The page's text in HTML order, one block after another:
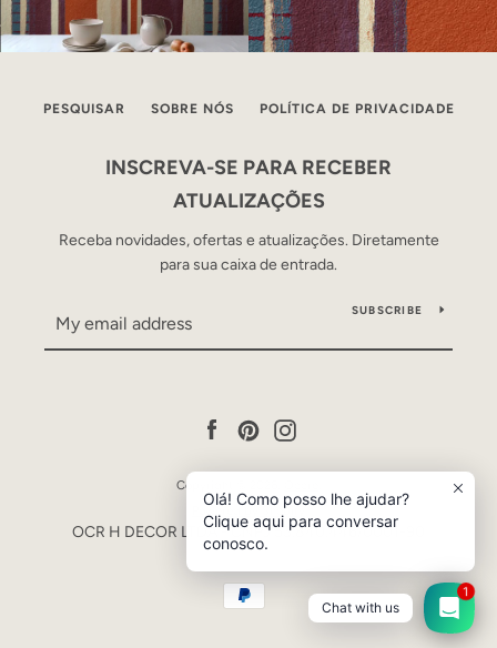
PESQUISAR SOBRE NÓS POLÍTICA DE PRIVACIDADE
INSCREVA-SE PARA RECEBER
ATUALIZAÇÕES
Receba novidades, ofertas e atualizações. Diretamente
para sua caixa de entrada.
SUBSCRIBE
FacebookPinterest
Copyright © 2026,
Powered by Shopify
OCR H DECOR LTDA - CNPJ 53.840.446/0001-90
Payment
icons
Olá! Como posso lhe ajudar?
Clique aqui para conversar
conosco.
Chat with us
1